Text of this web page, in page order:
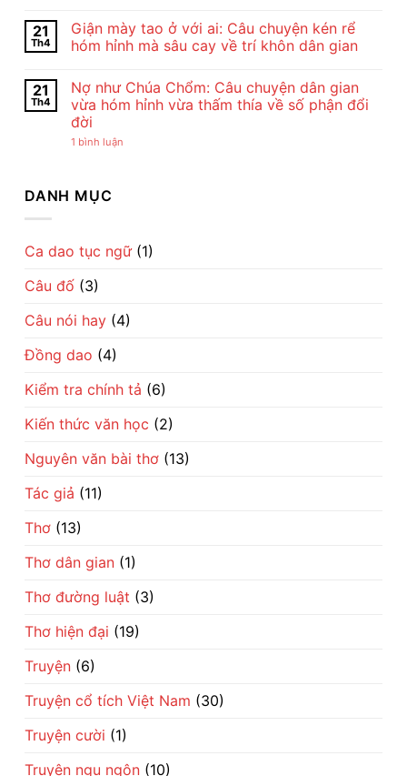
Con
Cò
Của
Viên
–
Vẻ
Đẹp
Của
Tình
Ru
Bài
Thơ
Con
Chế
Lan
Viên
–
Tiếng
Ru
Tình
bình
luận
ở
đi
cày
–
Bài
đồng
dao
cả
quê
21
Th4
Giận mày tao ở với ai: Câu chuyện kén rể
hóm hỉnh mà sâu cay về trí khôn dân gian
bình
luận
ở
Giận
mày
tao
Câu
chuyện
hỉnh
sâu
cay
trí
khôn
gian
21
Th4
Nợ như Chúa Chổm: Câu chuyện dân gian
vừa hóm hỉnh vừa thấm thía về số phận đổi
đời
1 bình luận
vừa
hóm
về
số
DANH MỤC
Ca dao tục ngữ(1)
Câu đố (3)
Câu nói hay (4)
Đồng dao (4)
Kiểm tra chính tả (6)
Kiến thức văn học (2)
Nguyên văn bài thơ (13)
Tác giả (11)
Thơ (13)
Thơ dân gian (1)
Thơ đường luật (3)
Thơ hiện đại (19)
Truyện (6)
Truyện cổ tích Việt Nam (30)
Truyện cười (1)
Truyện ngụ ngôn (10)